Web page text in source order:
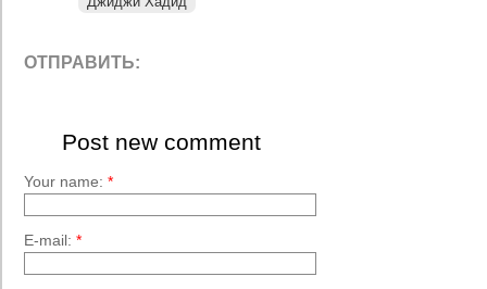
ОТПРАВИТЬ:
Post new comment
Your name: *
E-mail: *